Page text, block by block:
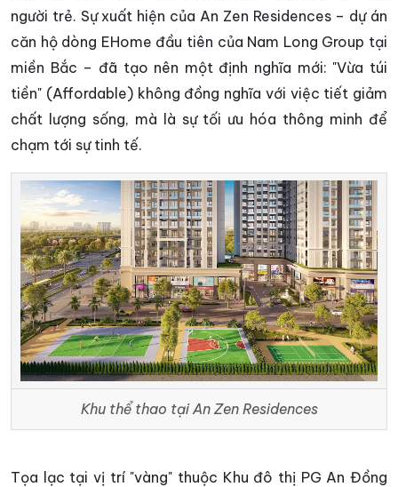
người trẻ. Sự xuất hiện của An Zen Residences – dự án
căn hộ dòng EHome đầu tiên của Nam Long Group tại
miền Bắc – đã tạo nên một định nghĩa mới: "Vừa túi
tiền" (Affordable) không đồng nghĩa với việc tiết giảm
chất lượng sống, mà là sự tối ưu hóa thông minh để
chạm tới sự tinh tế.
Khu thể thao tại An Zen Residences
Tọa lạc tại vị trí "vàng" thuộc Khu đô thị PG An Đồng